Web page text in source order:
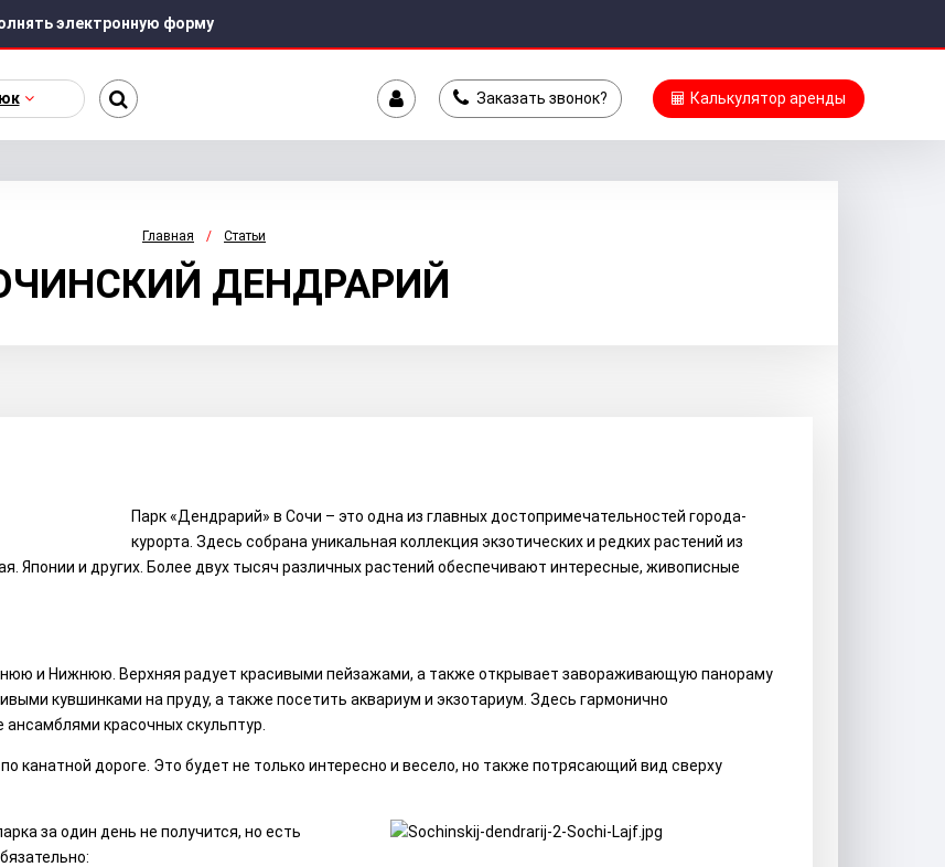
электронную форму
Калькулятор аренды
Заказать звонок?
Главная Статьи
ДЕНДРАРИЙ
Парк «Дендрарий» в Сочи – это одна из главных достопримечательностей города-
курорта. Здесь собрана уникальная коллекция экзотических и редких растений из
Японии и других. Более двух тысяч различных растений обеспечивают интересные, живописные
и Нижнюю. Верхняя радует красивыми пейзажами, а также открывает завораживающую панораму
кувшинками на пруду, а также посетить аквариум и экзотариум. Здесь гармонично
красочных скульптур.
канатной дороге. Это будет не только интересно и весело, но также потрясающий вид сверху
за один день не получится, но есть